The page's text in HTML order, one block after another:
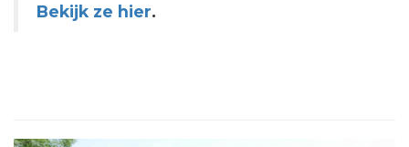
Bekijk ze hier.